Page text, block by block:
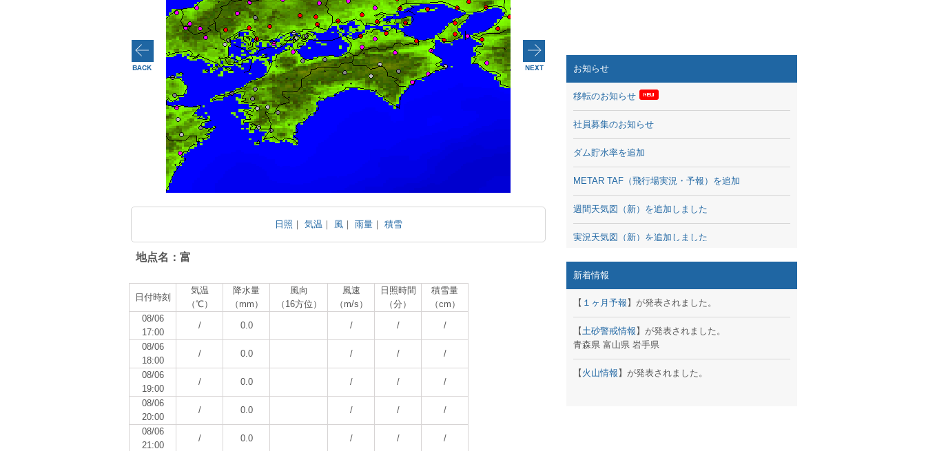
日照 ｜ 気温 ｜ 風｜ 雨量｜ 積雪
地点名：富
日付時刻
気温
（℃）
降水量
（mm）
風向
（16方位）
風速
（m/s）
日照時間
（分）
積雪量
（cm）
08/06
17:00
/ 0.0 / / /
08/06
18:00
/ 0.0 / / /
08/06
19:00
/ 0.0 / / /
08/06
20:00
/ 0.0 / / /
08/06
21:00
/ 0.0 / / /
お知らせ
移転のお知らせ
社員募集のお知らせ
ダム貯水率を追加
METAR TAF（飛行場実況・予報）を追加
週間天気図（新）を追加しました
実況天気図（新）を追加しました
潮汐・日出没、パワーアップ＆リニューアル
壁掛け 天気予報 温湿度計の販売を開始
新着情報
【 １ヶ月予報 】が発表されました。
【土砂警戒情報 】が発表されました。
青森県 富山県 岩手県
【 火山情報 】が発表されました。